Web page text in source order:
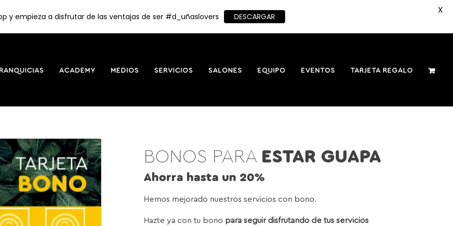
ACADEMY MEDIOS SERVICIOS SALONES EQUIPO EVENTOS TARJETA REGALO
BONOS PARA ESTAR GUAPA
Ahorra hasta un 20%
Hemos mejorado nuestros servicios con bono.
Hazte ya con tu bono para seguir disfrutando de tus servicios
y empieza a disfrutar de las ventajas de ser #d_uñaslovers DESCARGAR
X